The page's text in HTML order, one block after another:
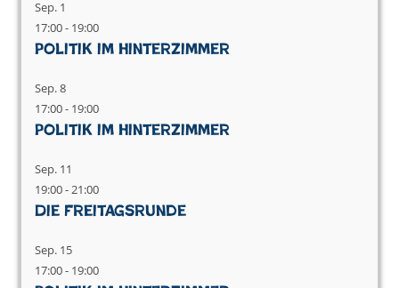
Sep. 1
17:00- 19:00
Politik im Hinterzimmer
Sep.8
17:00- 19:00
Politik im Hinterzimmer
Sep. 11
19:00-21:00
Die Freitagsrunde
Sep. 15
17:00- 19:00